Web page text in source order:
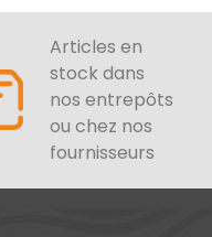
Articles en
stock dans
nos entrepôts
ou chez nos
fournisseurs